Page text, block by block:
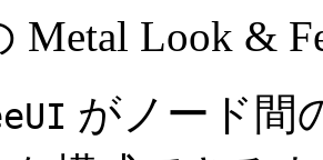
Metal Look &
がノード間